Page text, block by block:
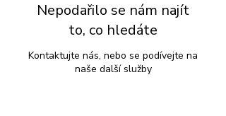
Nepodařilo se nám najít
to, co hledáte
Kontaktujte nás, nebo se podívejte na
naše další služby